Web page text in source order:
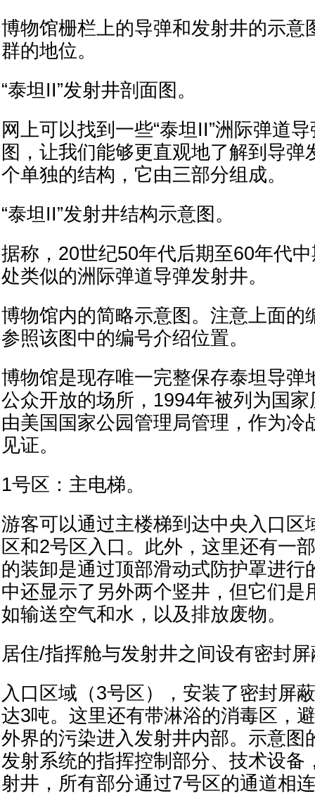
博物馆栅栏上的导弹和发射井的示意
群的地位。
“泰坦II”发射井剖面图。
网上可以找到一些“泰坦II”洲际弹道
图，让我们能够更直观地了解到导弹
个单独的结构，它由三部分组成。
“泰坦II”发射井结构示意图。
据称，20世纪50年代后期至60年代
处类似的洲际弹道导弹发射井。
博物馆内的简略示意图。注意上面的
参照该图中的编号介绍位置。
博物馆是现存唯一完整保存泰坦导弹
公众开放的场所，1994年被列为国
由美国国家公园管理局管理，作为冷
见证。
1号区：主电梯。
游客可以通过主楼梯到达中央入口区
区和2号区入口。此外，这里还有一
的装卸是通过顶部滑动式防护罩进行
中还显示了另外两个竖井，但它们是
如输送空气和水，以及排放废物。
居住/指挥舱与发射井之间设有密封
入口区域（3号区），安装了密封屏
达3吨。这里还有带淋浴的消毒区，
外界的污染进入发射井内部。示意图
发射系统的指挥控制部分、技术设备
射井，所有部分通过7号区的通道相